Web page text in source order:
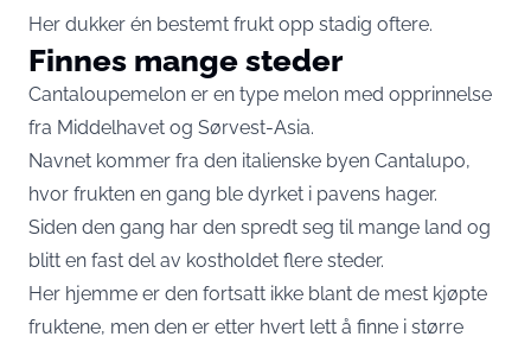
Her dukker én bestemt frukt opp stadig oftere.
Finnes mange steder
Cantaloupemelon er en type melon med opprinnelse
fra Middelhavet og Sørvest-Asia.
Navnet kommer fra den italienske byen Cantalupo,
hvor frukten en gang ble dyrket i pavens hager.
Siden den gang har den spredt seg til mange land og
blitt en fast del av kostholdet flere steder.
Her hjemme er den fortsatt ikke blant de mest kjøpte
fruktene, men den er etter hvert lett å finne i større